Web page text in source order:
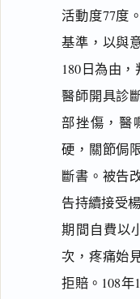
活動度77度
基準，以與
180日為由
醫師開具診
部挫傷，醫
硬，關節侷
斷書。被告
告持續接受
期間自費以
次，疼痛始
拒賠。108年